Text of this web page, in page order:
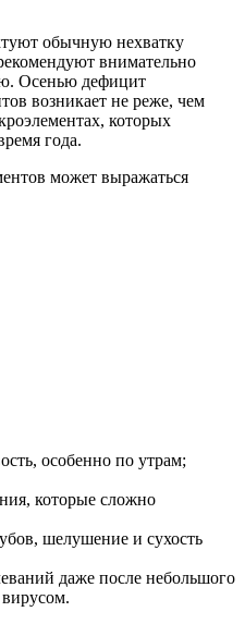
обычную нехватку
внимательно
Осенью дефицит
возникает не реже, чем
которых
года.
может выражаться
особенно по утрам;
которые сложно
шелушение и сухость
даже после небольшого
вирусом.